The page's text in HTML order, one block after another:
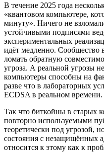
В течение 2025 года
«квантовом компьютере,
минуту». Ничего не
устойчивыми подписями
экспериментальных
идёт медленно. Сообщество
ломать обратную
угроза. А реальной угрозы
компьютеры способны на
разве что в лабораторных
ECDSA в реальном времени.
Так что биткойны в старых
повторно используемыми
теоретически под угрозой,
состояния с незащищённых
относится к этому как к